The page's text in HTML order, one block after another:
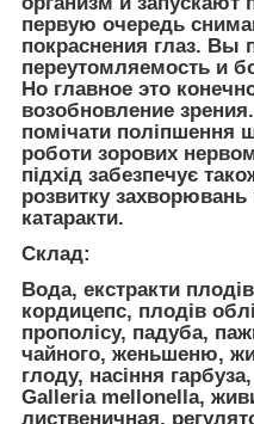
первую очередь
покраснения глаз. Вы
переутомляемость и
Но главное это
возобновление
помічати поліпшення
роботи зорових
підхід забезпечує
розвитку
катаракти.
Склад:
Вода, екстракти
кордицепс, плодів
прополісу, падуба,
чайного, женьшеню,
глоду, насіння
Galleria mellonella,
лиственичная,